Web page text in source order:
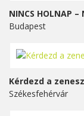
NINCS HOLNAP –
Budapest
Kérdezd a
Székesfehérvár